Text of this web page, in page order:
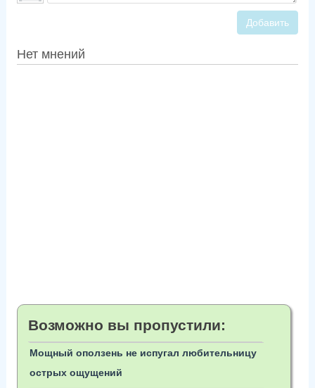
Добавить
Нет мнений
Возможно вы пропустили:
Мощный оползень не испугал любительницу
острых ощущений